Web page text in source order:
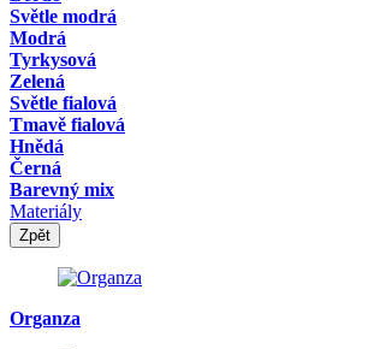
Světle modrá
Modrá
Tyrkysová
Zelená
Světle fialová
Tmavě fialová
Hnědá
Černá
Barevný mix
Materiály
Zpět
Organza